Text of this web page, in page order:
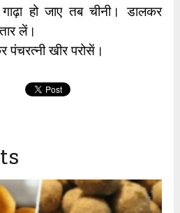
हो जाए तब चीनी। डालकर
लें।
खीर परोसें।